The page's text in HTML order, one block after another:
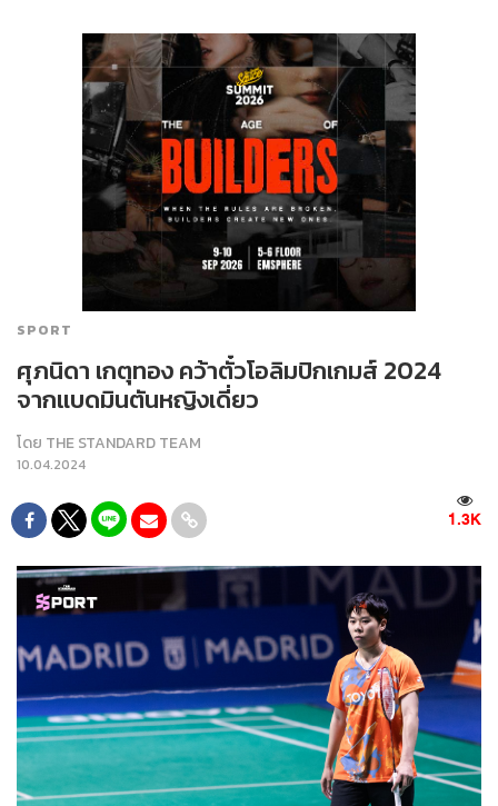
SPORT
ศุภนิดา เกตุทอง คว้าตั๋วโอลิมปิกเกมส์ 2024
จากแบดมินตันหญิงเดี่ยว
โดย THE STANDARD TEAM
10.04.2024
1.3K